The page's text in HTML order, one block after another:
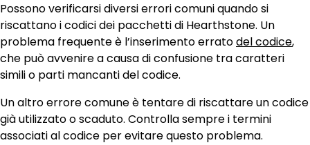
Possono verificarsi diversi errori comuni quando si
riscattano i codici dei pacchetti di Hearthstone. Un
problema frequente è l’inserimento erratodel codice,
che può avvenire a causa di confusione tra caratteri
simili o parti mancanti del codice.
Un altro errore comune è tentare di riscattare un codice
già utilizzato o scaduto. Controlla sempre i termini
associati al codice per evitare questo problema.